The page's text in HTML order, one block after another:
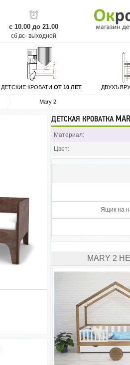
с 10.00 до 21.00
сб,вс- выходной
ДЕТСКИЕ КРОВАТИ ОТ 10 ЛЕТ
Mary 2
ДЕТСКАЯ КРОВАТКА
Материал:
Цвет:
Ящик на
MARY 2